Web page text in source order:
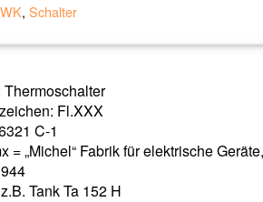
, Schalter
Fl.XXX
C-1
= „Michel“ Fabrik für elektrische
Tank Ta 152 H